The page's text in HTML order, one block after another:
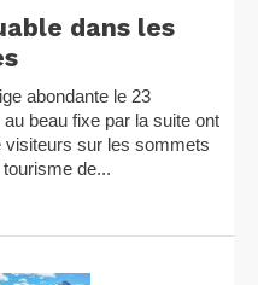
dans les
abondante le 23
beau fixe par la suite ont
visiteurs sur les sommets
de...